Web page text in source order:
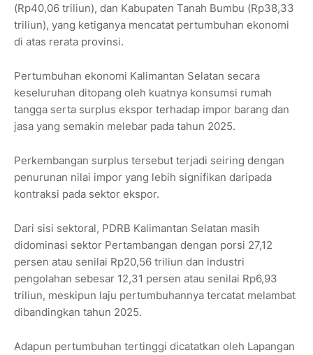
(Rp40,06 triliun), dan Kabupaten Tanah Bumbu (Rp38,33
triliun), yang ketiganya mencatat pertumbuhan ekonomi
di atas rerata provinsi.
Pertumbuhan ekonomi Kalimantan Selatan secara
keseluruhan ditopang oleh kuatnya konsumsi rumah
tangga serta surplus ekspor terhadap impor barang dan
jasa yang semakin melebar pada tahun 2025.
Perkembangan surplus tersebut terjadi seiring dengan
penurunan nilai impor yang lebih signifikan daripada
kontraksi pada sektor ekspor.
Dari sisi sektoral, PDRB Kalimantan Selatan masih
didominasi sektor Pertambangan dengan porsi 27,12
persen atau senilai Rp20,56 triliun dan industri
pengolahan sebesar 12,31 persen atau senilai Rp6,93
triliun, meskipun laju pertumbuhannya tercatat melambat
dibandingkan tahun 2025.
Adapun pertumbuhan tertinggi dicatatkan oleh Lapangan